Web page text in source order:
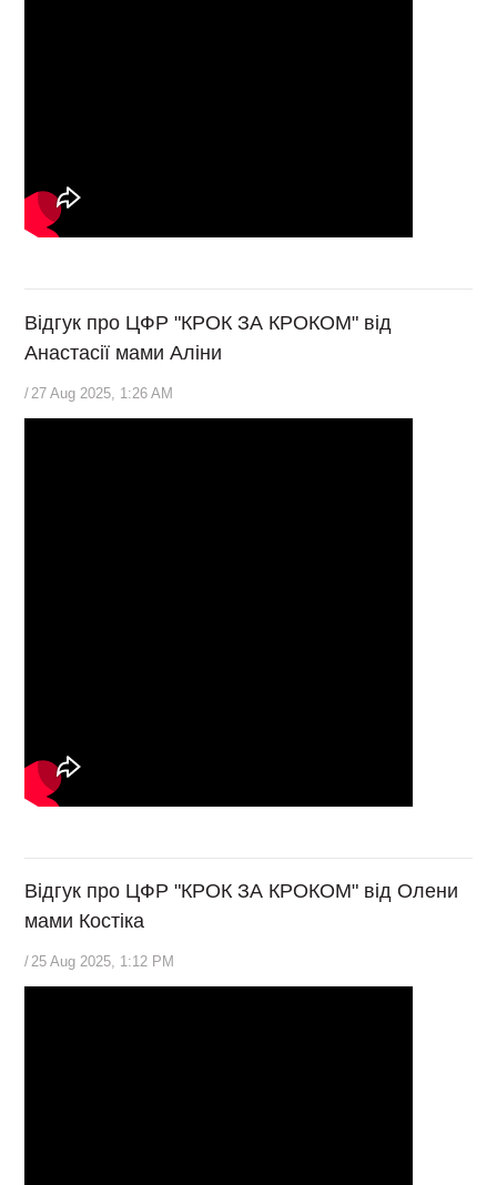
Відгук про ЦФР "КРОК ЗА КРОКОМ" від
Анастасії мами Аліни
/ 27 Aug 2025, 1:26 AM
Відгук про ЦФР "КРОК ЗА КРОКОМ" від Олени
мами Костіка
/ 25 Aug 2025, 1:12 PM